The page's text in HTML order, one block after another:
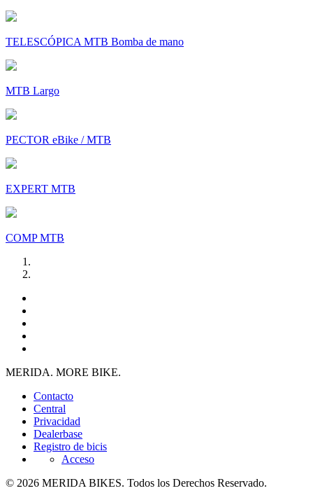
TELESCÓPICA MTB Bomba de mano
MTB Largo
PECTOR eBike / MTB
EXPERT MTB
COMP MTB
MERIDA. MORE BIKE.
Contacto
Central
Privacidad
Dealerbase
Registro de bicis
Acceso
© 2026 MERIDA BIKES. Todos los Derechos Reservado.